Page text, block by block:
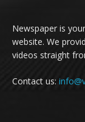
Newspaper is
website. We
videos straight
Contact us: